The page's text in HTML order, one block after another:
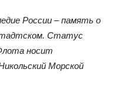
России – память о
Статус
носит
Морской